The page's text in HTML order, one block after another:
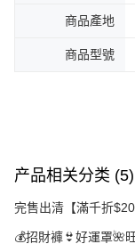
商品產地
商品型號
产品相关分类 (5)
完售出清【滿千折
💰招財褲👙好運罩🌺